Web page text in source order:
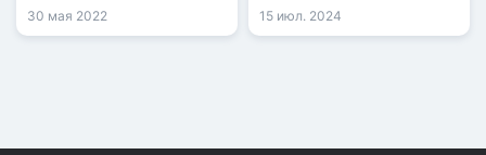
продолжают расти, при
том что продажи квартир
30 мая 2022
казахстанцев.
15 июл. 2024